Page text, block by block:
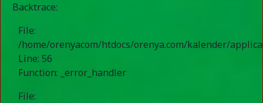
Backtrace:
File:
/home/orenyacom/htdocs/orenya.com/kalender/
Line: 56
Function: _error_handler
File: